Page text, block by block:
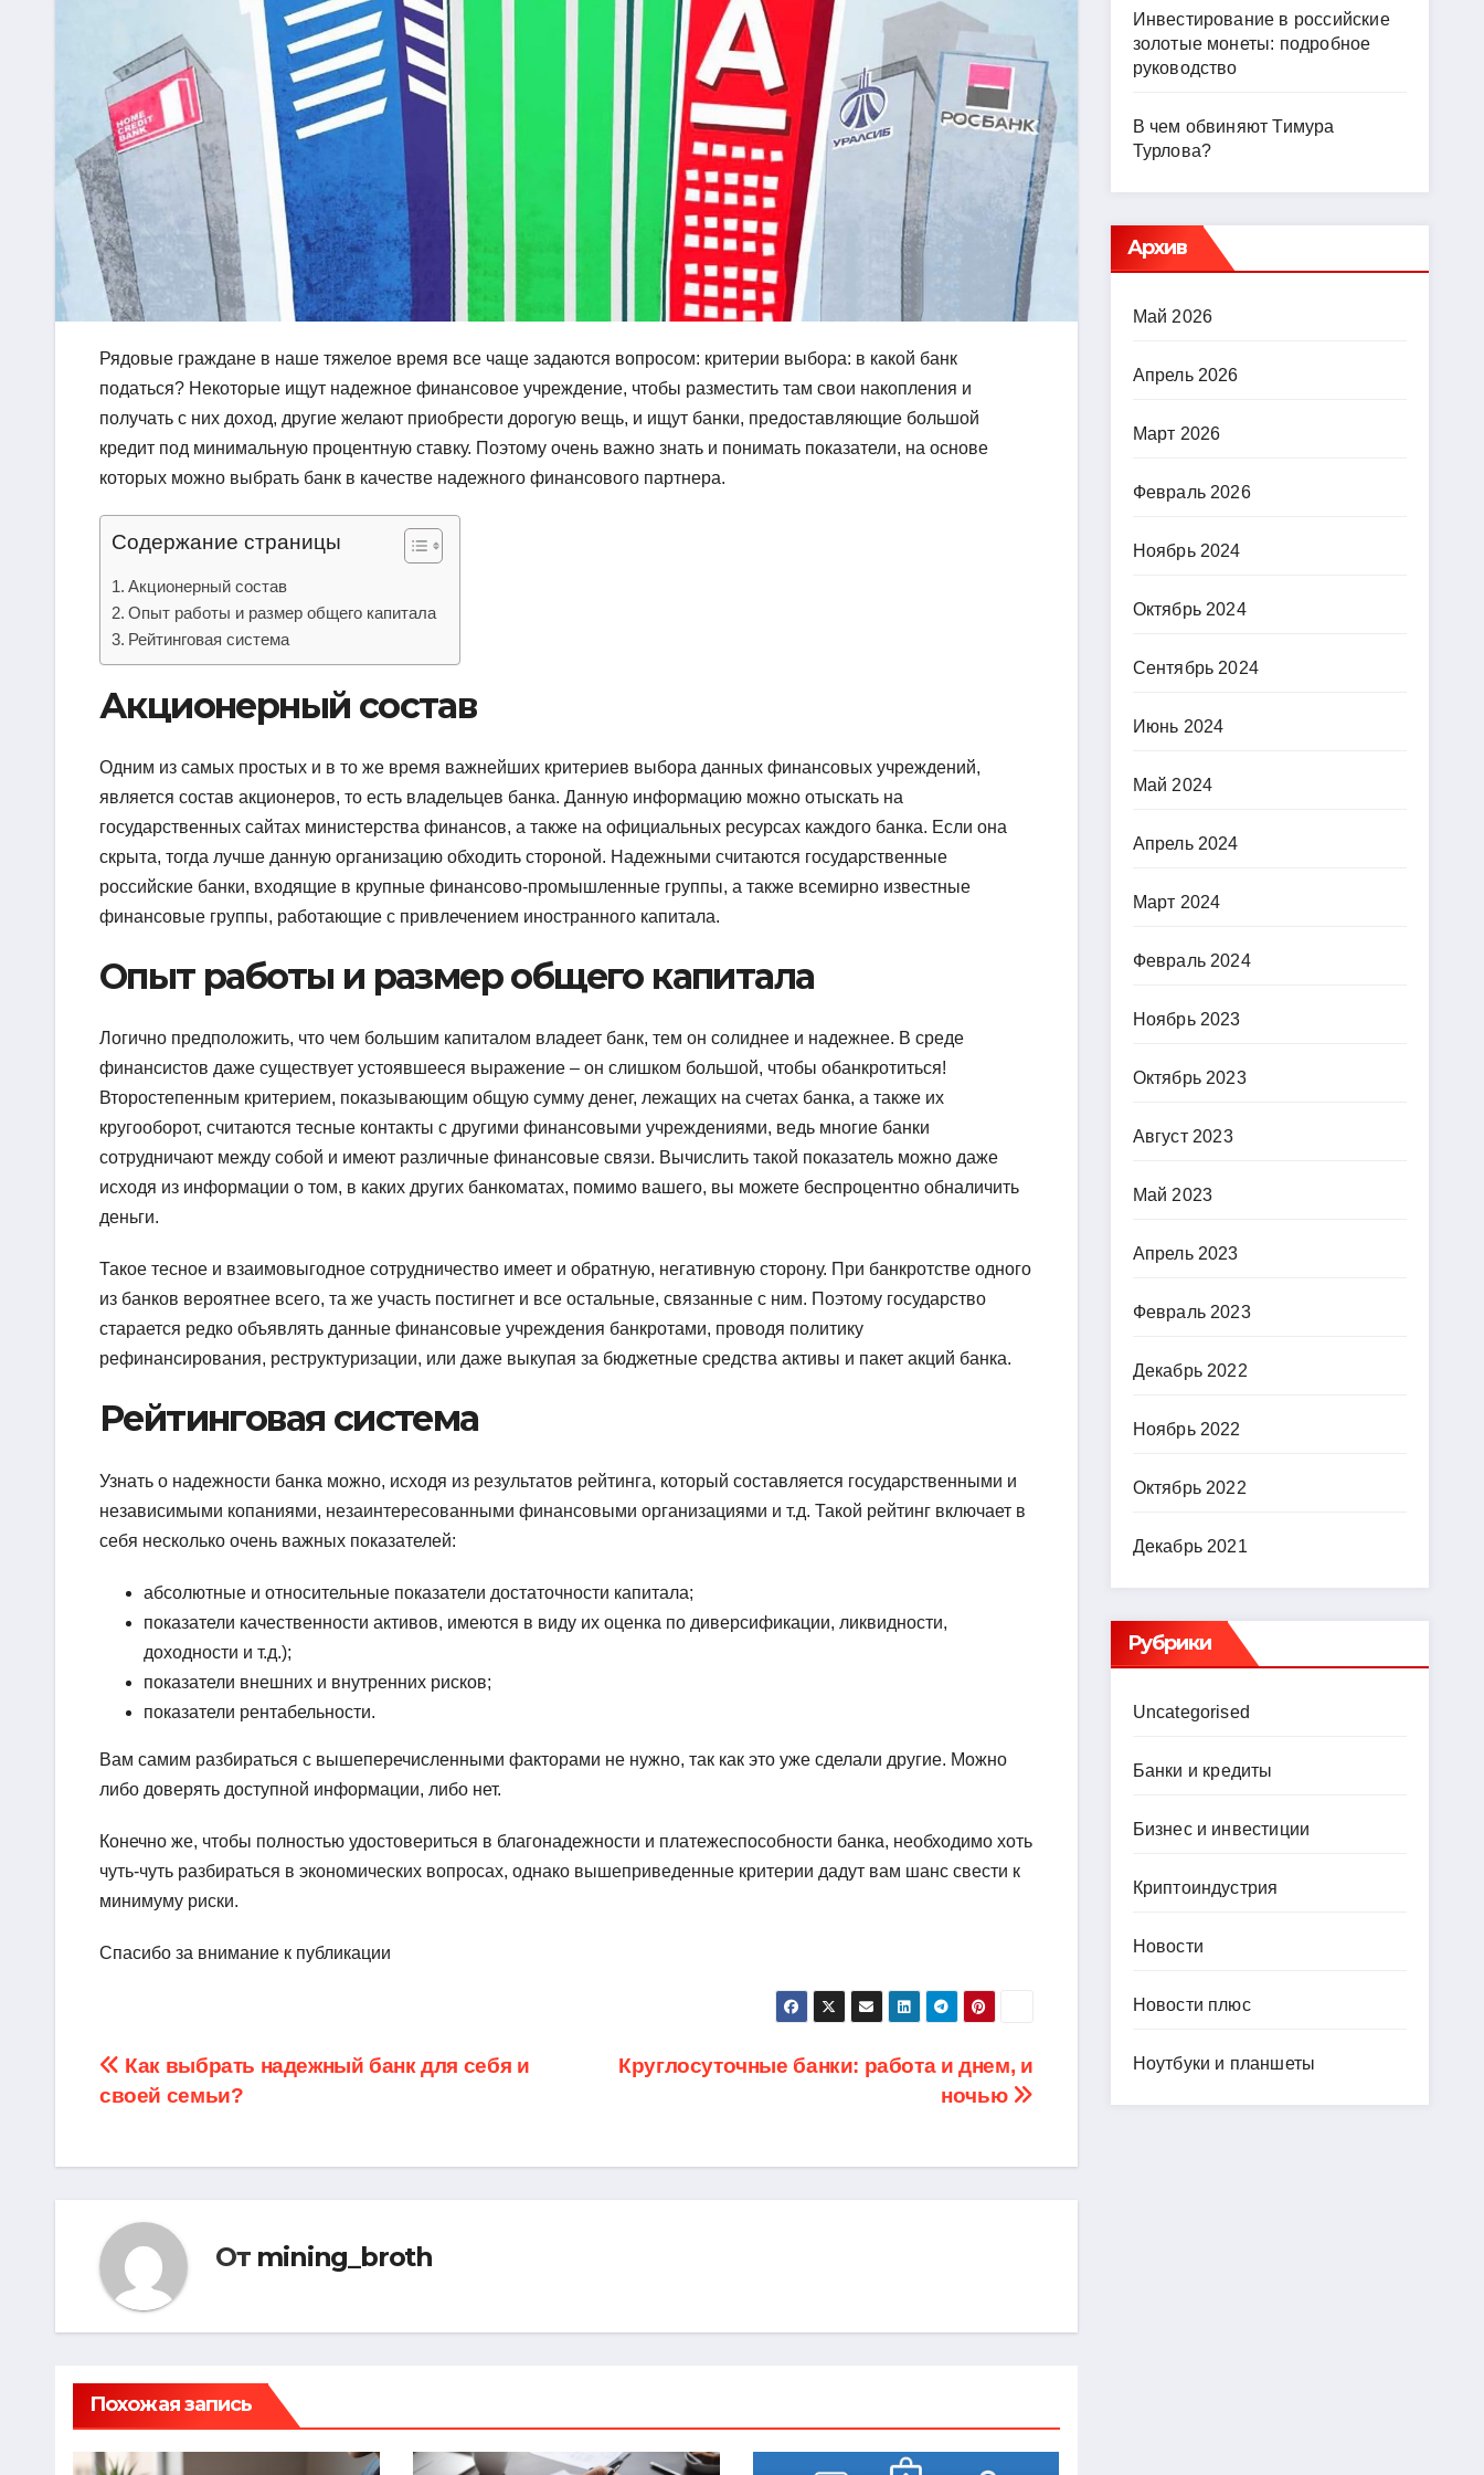
Рядовые граждане в наше тяжелое время все чаще задаются вопросом: критерии выбора: в какой банк
податься? Некоторые ищут надежное финансовое учреждение, чтобы разместить там свои накопления и
получать с них доход, другие желают приобрести дорогую вещь, и ищут банки, предоставляющие большой
кредит под минимальную процентную ставку. Поэтому очень важно знать и понимать показатели, на основе
которых можно выбрать банк в качестве надежного финансового партнера.
Содержание страницы
Акционерный состав
Опыт работы и размер общего капитала
Рейтинговая система
Акционерный состав
Одним из самых простых и в то же время важнейших критериев выбора данных финансовых учреждений,
является состав акционеров, то есть владельцев банка. Данную информацию можно отыскать на
государственных сайтах министерства финансов, а также на официальных ресурсах каждого банка. Если она
скрыта, тогда лучше данную организацию обходить стороной. Надежными считаются государственные
российские банки, входящие в крупные финансово-промышленные группы, а также всемирно известные
финансовые группы, работающие с привлечением иностранного капитала.
Опыт работы и размер общего капитала
Логично предположить, что чем большим капиталом владеет банк, тем он солиднее и надежнее. В среде
финансистов даже существует устоявшееся выражение – он слишком большой, чтобы обанкротиться!
Второстепенным критерием, показывающим общую сумму денег, лежащих на счетах банка, а также их
кругооборот, считаются тесные контакты с другими финансовыми учреждениями, ведь многие банки
сотрудничают между собой и имеют различные финансовые связи. Вычислить такой показатель можно даже
исходя из информации о том, в каких других банкоматах, помимо вашего, вы можете беспроцентно обналичить
деньги.
Такое тесное и взаимовыгодное сотрудничество имеет и обратную, негативную сторону. При банкротстве одного
из банков вероятнее всего, та же участь постигнет и все остальные, связанные с ним. Поэтому государство
старается редко объявлять данные финансовые учреждения банкротами, проводя политику
рефинансирования, реструктуризации, или даже выкупая за бюджетные средства активы и пакет акций банка.
Рейтинговая система
Узнать о надежности банка можно, исходя из результатов рейтинга, который составляется государственными и
независимыми копаниями, незаинтересованными финансовыми организациями и т.д. Такой рейтинг включает в
себя несколько очень важных показателей:
абсолютные и относительные показатели достаточности капитала;
показатели качественности активов, имеются в виду их оценка по диверсификации, ликвидности,
доходности и т.д.);
показатели внешних и внутренних рисков;
показатели рентабельности.
Вам самим разбираться с вышеперечисленными факторами не нужно, так как это уже сделали другие. Можно
либо доверять доступной информации, либо нет.
Конечно же, чтобы полностью удостовериться в благонадежности и платежеспособности банка, необходимо хоть
чуть-чуть разбираться в экономических вопросах, однако вышеприведенные критерии дадут вам шанс свести к
минимуму риски.
Спасибо за внимание к публикации
Навигация
записям
Круглосуточные банки: работа и днем, и
ночью
Как выбрать надежный банк для себя и
своей семьи?
От mining_broth
Похожая запись
Инвестирование в российские
золотые монеты: подробное
руководство
В чем обвиняют Тимура
Турлова?
Архив
Май 2026
Апрель 2026
Март 2026
Февраль 2026
Ноябрь 2024
Октябрь 2024
Сентябрь 2024
Июнь 2024
Май 2024
Апрель 2024
Март 2024
Февраль 2024
Ноябрь 2023
Октябрь 2023
Август 2023
Май 2023
Апрель 2023
Февраль 2023
Декабрь 2022
Ноябрь 2022
Октябрь 2022
Декабрь 2021
Рубрики
Uncategorised
Банки и кредиты
Бизнес и инвестиции
Криптоиндустрия
Новости
Новости плюс
Ноутбуки и планшеты